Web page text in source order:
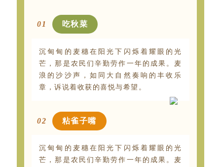
01 吃秋菜
沉甸甸的麦穗在阳光下闪烁着耀眼的光
芒，那是农民们辛勤劳作一年的成果。麦
浪的沙沙声，如同大自然奏响的丰收乐
章，诉说着收获的喜悦与希望。
02 粘雀子嘴
沉甸甸的麦穗在阳光下闪烁着耀眼的光
芒，那是农民们辛勤劳作一年的成果。麦